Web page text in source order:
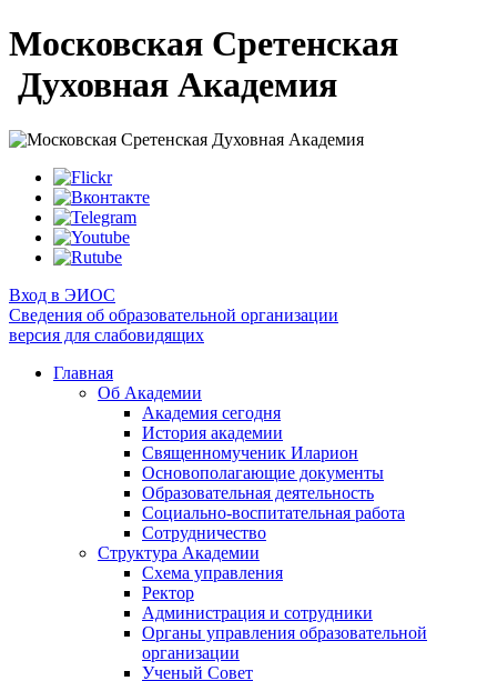
Московская Сретенская
Духовная Академия
Вход в ЭИОС
Сведения об образовательной организации
версия для слабовидящих
Главная
Об Академии
Академия сегодня
История академии
Священномученик Иларион
Основополагающие документы
Образовательная деятельность
Социально-воспитательная работа
Сотрудничество
Структура Академии
Схема управления
Ректор
Администрация и сотрудники
Органы управления образовательной
организации
Ученый Совет